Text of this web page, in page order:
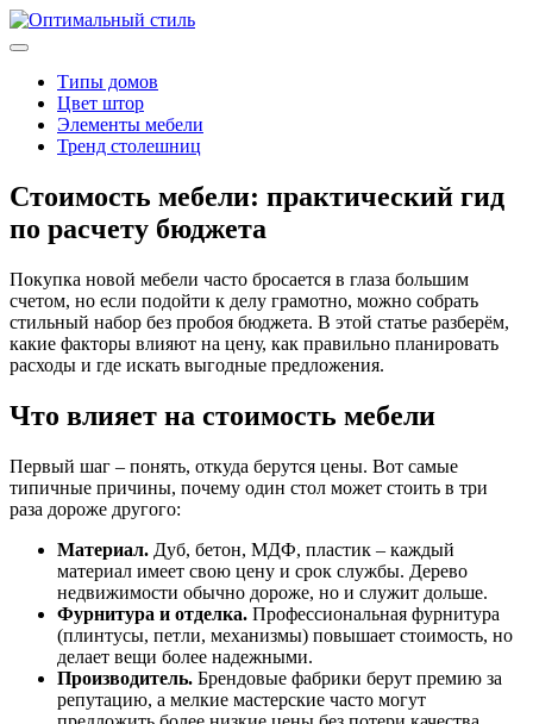
Типы домов
Цвет штор
Элементы мебели
Тренд столешниц
Стоимость мебели: практический гид
по расчету бюджета
Покупка новой мебели часто бросается в глаза большим
счетом, но если подойти к делу грамотно, можно собрать
стильный набор без пробоя бюджета. В этой статье разберём,
какие факторы влияют на цену, как правильно планировать
расходы и где искать выгодные предложения.
Что влияет на стоимость мебели
Первый шаг – понять, откуда берутся цены. Вот самые
типичные причины, почему один стол может стоить в три
раза дороже другого:
Материал. Дуб, бетон, МДФ, пластик – каждый
материал имеет свою цену и срок службы. Дерево
недвижимости обычно дороже, но и служит дольше.
Фурнитура и отделка. Профессиональная фурнитура
(плинтусы, петли, механизмы) повышает стоимость, но
делает вещи более надежными.
Производитель. Брендовые фабрики берут премию за
репутацию, а мелкие мастерские часто могут